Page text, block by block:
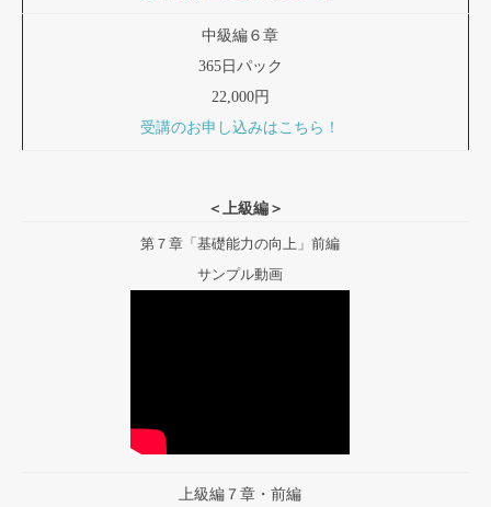
中級編６章
365日パック
22,000円
受講のお申し込みはこちら！
＜上級編＞
第７章「基礎能力の向上」前編
サンプル動画
上級編７章・前編